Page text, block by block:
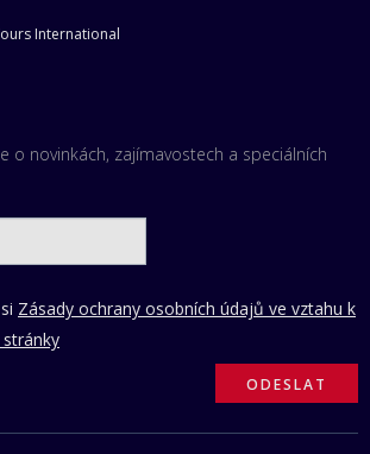
International
o novinkách, zajímavostech a speciálních
Zásady ochrany osobních údajů ve vztahu k